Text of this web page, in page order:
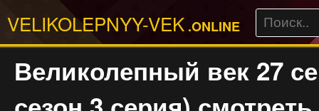
VELIKOLEPNYY-VEK .ONLINE
Великолепный век 27